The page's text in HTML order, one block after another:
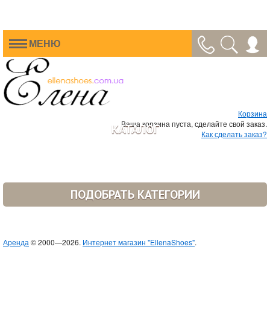
МЕНЮ
Корзина
Ваша корзина пуста, сделайте свой заказ.
Как сделать заказ?
КАТАЛОГ
ПОДОБРАТЬ КАТЕГОРИИ
Аренда © 2000—2026. Интернет магазин "EllenaShoes".